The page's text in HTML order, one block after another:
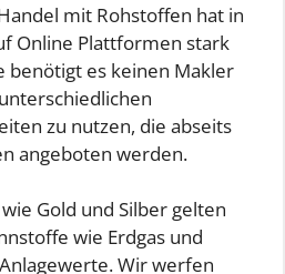
mit Rohstoffen hat in
Online Plattformen stark
benötigt es keinen Makler
zu nutzen, die abseits
angeboten werden.
Gold und Silber gelten
wie Erdgas und
Wir werfen